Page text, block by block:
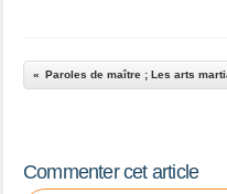
Paroles de maître ; Les arts
Commenter cet article